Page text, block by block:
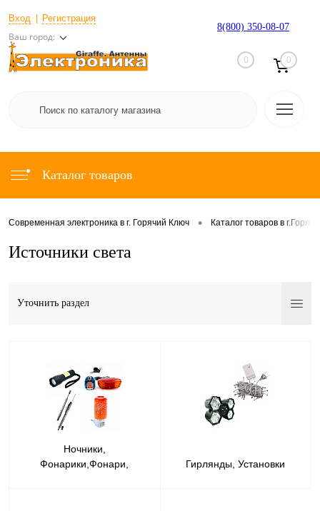
Вход Регистрация
Ваш город:
8(800) 350-08-07
0 0
Каталог товаров
Современная электроника в г. Горячий Ключ • Каталог товаров в
Источники света
Уточнить раздел
Ночники,
Фонарики,Фонари,
Гирлянды, Установки